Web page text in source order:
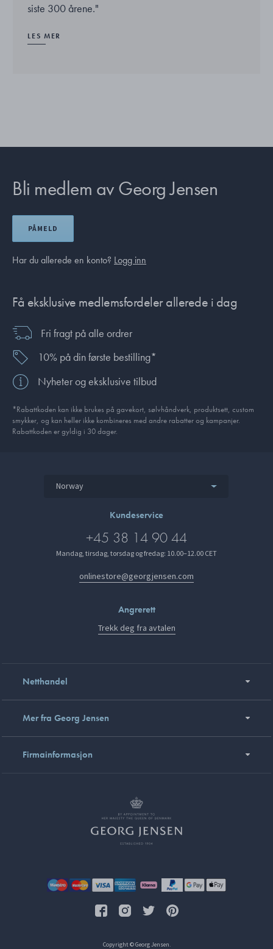
siste 300 årene."
LES MER
Bli medlem av Georg Jensen
PÅMELD
Har du allerede en konto? Logg inn
Få eksklusive medlemsfordeler allerede i dag
Fri fragt på alle ordrer
10% på din første bestilling*
Nyheter og eksklusive tilbud
*Rabattkoden kan ikke brukes på gavekort, sølvhåndverk, produkt­sett, custom
smykker, og kan heller ikke kombineres med andre rabatter og kampanjer.
Rabattkoden er gyldig i 30 dager.
Norway
Kundeservice
+45 38 14 90 44
Mandag, tirsdag, torsdag og fredag: 10.00–12.00 CET
onlinestore@georgjensen.com
Angrerett
Trekk deg fra avtalen
Netthandel
Mer fra Georg Jensen
Firmainformasjon
Copyright © Georg Jensen.